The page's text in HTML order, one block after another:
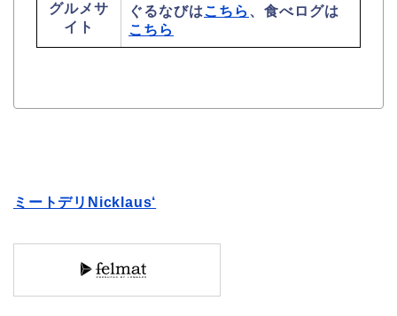
グルメサ
イト
ぐるなびはこちら 、食べログは
こちら
ミートデリNicklaus‘